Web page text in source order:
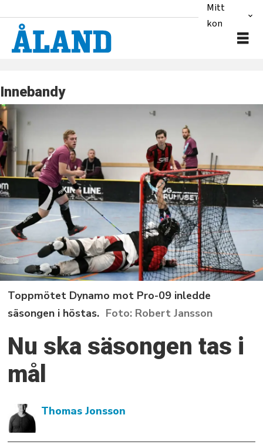
Mitt
konto
Innebandy
Toppmötet Dynamo mot Pro-09 inledde
säsongen i höstas.
Robert Jansson
Nu ska säsongen tas i
mål
Thomas Jonsson